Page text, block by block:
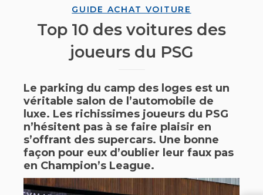
GUIDE ACHAT VOITURE
Top 10 des voitures des
joueurs du PSG
Le parking du camp des loges est un
véritable salon de l’automobile de
luxe. Les richissimes joueurs du PSG
n’hésitent pas à se faire plaisir en
s’offrant des supercars. Une bonne
façon pour eux d’oublier leur faux pas
en Champion’s League.